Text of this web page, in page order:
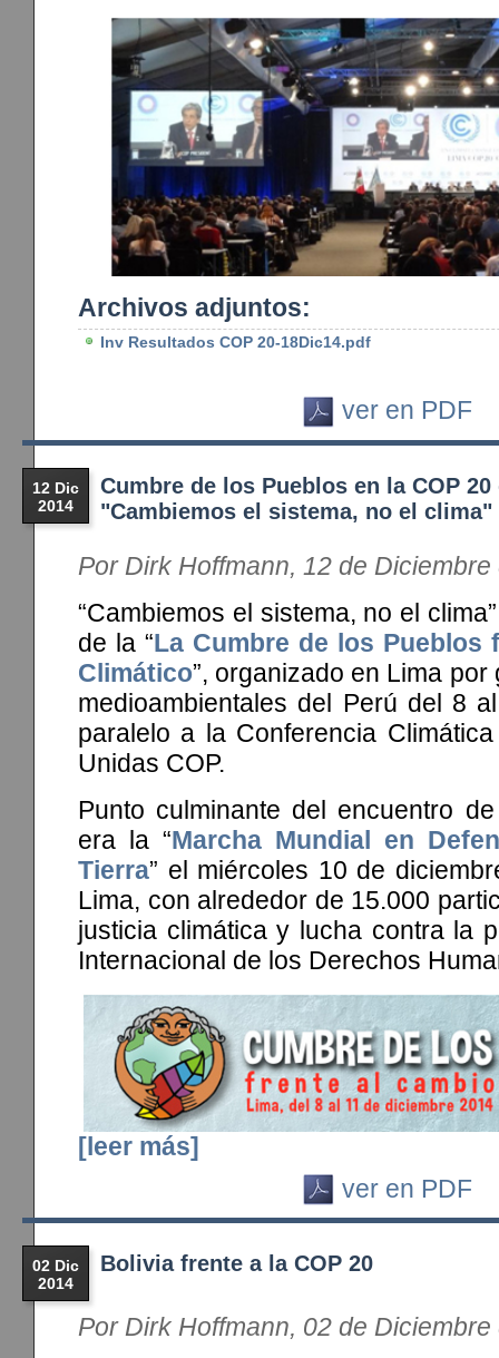
Archivos adjuntos:
Inv Resultados COP 20-18Dic14.pdf
ver en PDF
12 Dic
2014
Cumbre de los Pueblos en la COP
"Cambiemos el sistema, no el clima"
Por Dirk Hoffmann, 12 de Diciembre
“Cambiemos el sistema, no el
de la “La Cumbre de los Pueblos
Climático”, organizado en Lima
medioambientales del Perú del 8
paralelo a la Conferencia
Unidas COP.
Punto culminante del encuentro
era la “Marcha Mundial en
Tierra” el miércoles 10 de
Lima, con alrededor de 15.000
justicia climática y lucha contra la
Internacional de los Derechos
[leer más]
ver en PDF
02 Dic
2014
Bolivia frente a la COP 20
Por Dirk Hoffmann, 02 de Diciembre